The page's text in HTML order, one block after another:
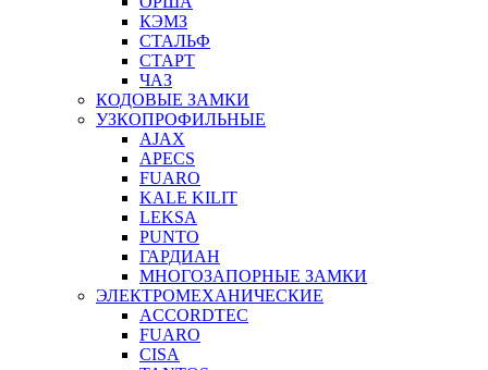
КЭМЗ
СТАЛЬФ
СТАРТ
ЧАЗ
КОДОВЫЕ ЗАМКИ
УЗКОПРОФИЛЬНЫЕ
AJAX
APECS
FUARO
KALE KILIT
LEKSA
PUNTO
ГАРДИАН
МНОГОЗАПОРНЫЕ ЗАМКИ
ЭЛЕКТРОМЕХАНИЧЕСКИЕ
ACCORDTEC
FUARO
CISA